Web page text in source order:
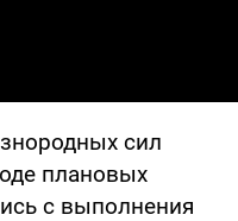
сил
плановых
с выполнения